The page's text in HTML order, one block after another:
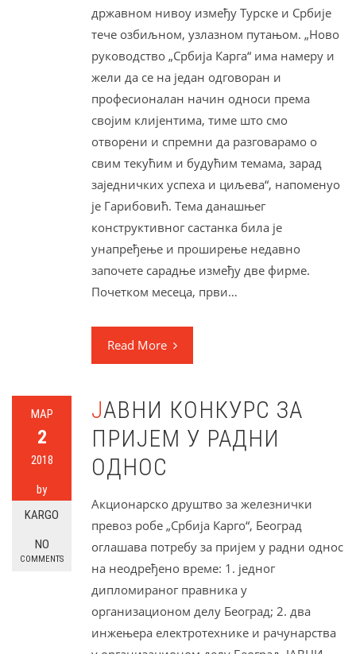
државном нивоу између Турске и Србије
тече озбиљном, узлазном путањом. „Ново
руководство „Србија Карга“ има намеру и
жели да се на један одговоран и
професионалан начин односи према
својим клијентима, тиме што смо
отворени и спремни да разговарамо о
свим текућим и будућим темама, зарад
заједничких успеха и циљева“, напоменуо
је Гарибовић. Тема данашњег
конструктивног састанка била је
унапређење и проширење недавно
започете сарадње између две фирме.
Почетком месеца, први…
Read More
МАР
2
2018
by
KARGO
NO
COMMENTS
ЈАВНИ КОНКУРС ЗА
ПРИЈЕМ У РАДНИ
ОДНОС
Акционарско друштво за железнички
превоз робе „Србија Карго“, Београд
оглашава потребу за пријем у радни однос
на неодређено време: 1. једног
дипломираног правника у
организационом делу Београд; 2. два
инжењера електротехнике и рачунарства